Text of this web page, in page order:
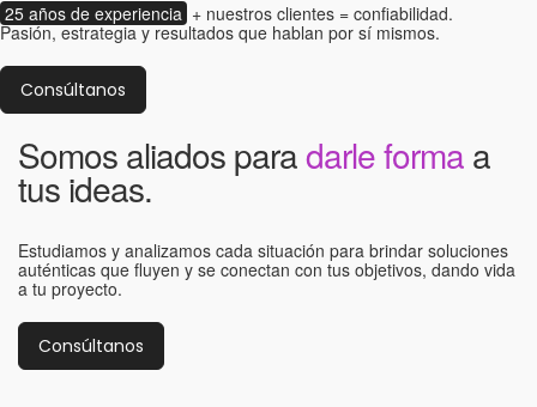
25 años de experiencia + nuestros clientes = confiabilidad.
Pasión, estrategia y resultados que hablan por sí mismos.
Consúltanos
Somos aliados paradarle forma a
tus ideas.
Estudiamos y analizamos cada situación para brindar soluciones
auténticas que fluyen y se conectan con tus objetivos, dando vida
a tu proyecto.
Consúltanos